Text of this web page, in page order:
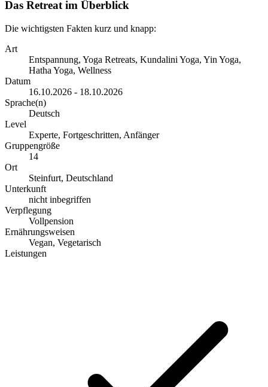
Das Retreat im Überblick
Die wichtigsten Fakten kurz und knapp:
Art
Entspannung, Yoga Retreats, Kundalini Yoga, Yin Yoga,
Hatha Yoga, Wellness
Datum
16.10.2026 - 18.10.2026
Sprache(n)
Deutsch
Level
Experte, Fortgeschritten, Anfänger
Gruppengröße
14
Ort
Steinfurt, Deutschland
Unterkunft
nicht inbegriffen
Verpflegung
Vollpension
Ernährungsweisen
Vegan, Vegetarisch
Leistungen